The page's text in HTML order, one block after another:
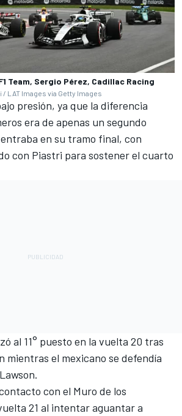
Team, Sergio Pérez, Cadillac Racing
LAT Images via Getty Images
presión, ya que la diferencia
era de apenas un segundo
en su tramo final, con
con Piastri para sostener el cuarto
al 11° puesto en la vuelta 20 tras
mientras el mexicano se defendía
con el Muro de los
21 al intentar aguantar a